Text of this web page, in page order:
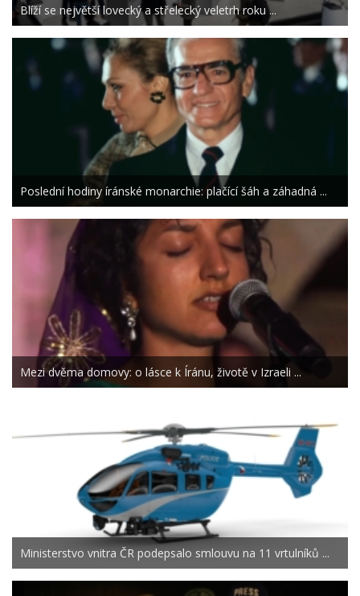
Blíží se největší lovecký a střelecký veletrh roku ...
Poslední hodiny íránské monarchie: plačící šáh a záhadná ...
Mezi dvěma domovy: o lásce k Íránu, životě v Izraeli ...
Ministerstvo vnitra ČR podepsalo smlouvu na 11 vrtulníků ...